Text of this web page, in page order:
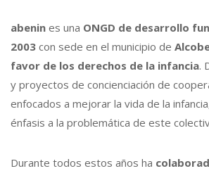
abenin es una ONGD de desarrollo
2003 con sede en el municipio de
favor de los derechos de la infancia.
y proyectos de concienciación de
enfocados a mejorar la vida de la
énfasis a la problemática de este
Durante todos estos años ha